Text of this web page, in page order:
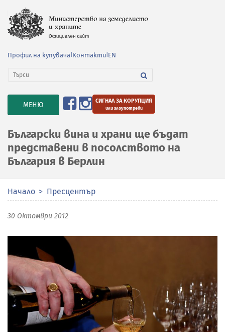
Профил на купувача Контакти EN
TOGGLE
NAVIGATION
МЕНЮ СИГНАЛ ЗА КОРУПЦИЯ
или злоупотреби
Български вина и храни ще бъдат
представени в посолството на
България в Берлин
Начало Пресцентър
30 Октомври 2012